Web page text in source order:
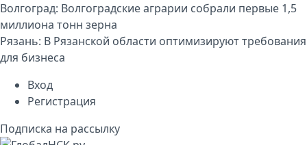
Волгоград: Волгоградские аграрии собрали первые 1,5
миллиона тонн зерна
Рязань: В Рязанской области оптимизируют требования
для бизнеса
Вход
Регистрация
Подписка на рассылку